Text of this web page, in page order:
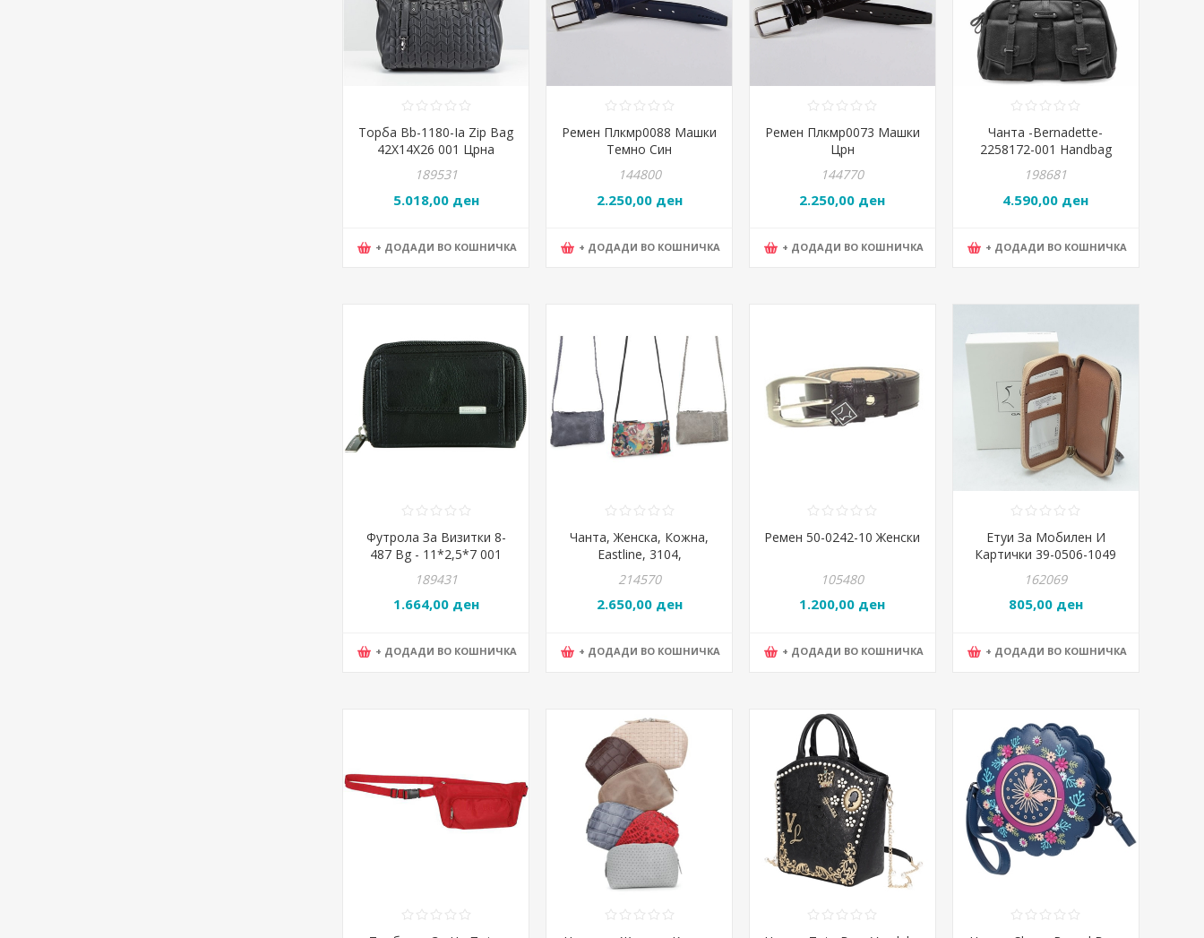
Торба Bb-1180-Ia Zip Bag
42X14X26 001 Црна
189531
5.018,00 ден
+ ДОДАДИ ВО КОШНИЧКА
Ремен Плкмр0088 Машки
Темно Син
144800
2.250,00 ден
+ ДОДАДИ ВО КОШНИЧКА
Ремен Плкмр0073 Машки
Црн
144770
2.250,00 ден
+ ДОДАДИ ВО КОШНИЧКА
Чанта -Bernadette-
2258172-001 Handbag
Xx*Xx*Xxцм Црна
198681
4.590,00 ден
+ ДОДАДИ ВО КОШНИЧКА
Футрола За Визитки 8-
487 Bg - 11*2,5*7 001
189431
1.664,00 ден
+ ДОДАДИ ВО КОШНИЧКА
Чанта, Женска, Кожна,
Eastline, 3104,
214570
2.650,00 ден
+ ДОДАДИ ВО КОШНИЧКА
Ремен 50-0242-10 Женски
105480
1.200,00 ден
+ ДОДАДИ ВО КОШНИЧКА
Етуи За Мобилен И
Картички 39-0506-1049
162069
805,00 ден
+ ДОДАДИ ВО КОШНИЧКА